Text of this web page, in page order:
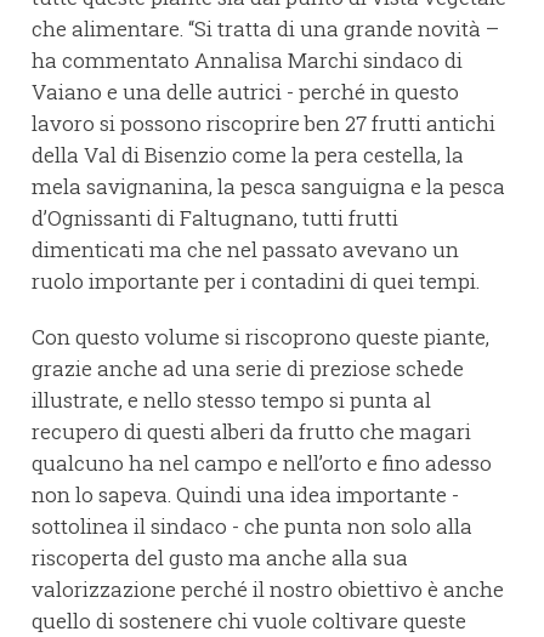
che alimentare. “Si tratta di una grande novità –
ha commentato Annalisa Marchi sindaco di
Vaiano e una delle autrici - perché in questo
lavoro si possono riscoprire ben 27 frutti antichi
della Val di Bisenzio come la pera cestella, la
mela savignanina, la pesca sanguigna e la pesca
d’Ognissanti di Faltugnano, tutti frutti
dimenticati ma che nel passato avevano un
ruolo importante per i contadini di quei tempi.
Con questo volume si riscoprono queste piante,
grazie anche ad una serie di preziose schede
illustrate, e nello stesso tempo si punta al
recupero di questi alberi da frutto che magari
qualcuno ha nel campo e nell’orto e fino adesso
non lo sapeva. Quindi una idea importante -
sottolinea il sindaco - che punta non solo alla
riscoperta del gusto ma anche alla sua
valorizzazione perché il nostro obiettivo è anche
quello di sostenere chi vuole coltivare queste